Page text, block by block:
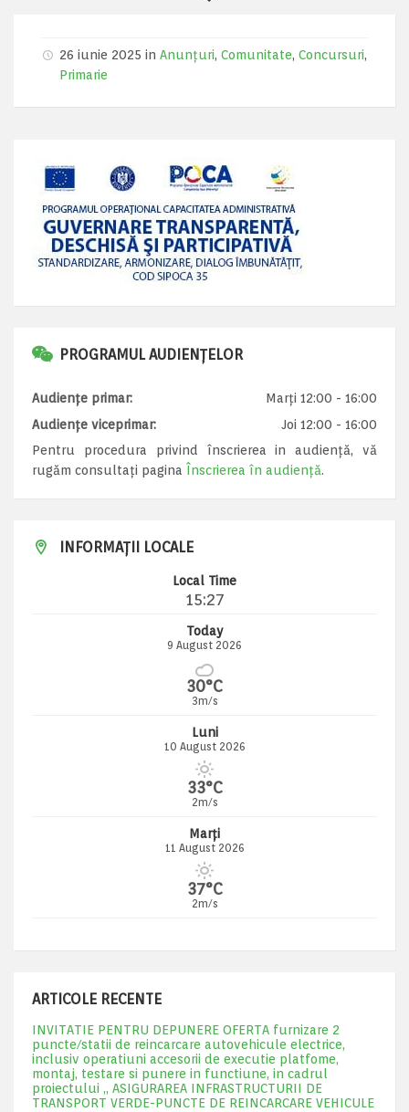
26 iunie 2025 in Anunțuri, Comunitate, Concursuri,
Primarie
PROGRAMUL AUDIENȚELOR
Audiențe primar:
Marți 12:00 - 16:00
Audiențe viceprimar:
Joi 12:00 - 16:00
Pentru procedura privind înscrierea in audiență, vă
rugăm consultați pagina Înscrierea în audiență.
INFORMAȚII LOCALE
Local Time
15:27
Today
9 August 2026
30°C
3m/s
Luni
10 August 2026
33°C
2m/s
Marți
11 August 2026
37°C
2m/s
ARTICOLE RECENTE
INVITATIE PENTRU DEPUNERE OFERTA furnizare 2
puncte/statii de reincarcare autovehicule electrice,
inclusiv operatiuni accesorii de executie platfome,
montaj, testare si punere in functiune, in cadrul
proiectului „ ASIGURAREA INFRASTRUCTURII DE
TRANSPORT VERDE-PUNCTE DE REINCARCARE VEHICULE